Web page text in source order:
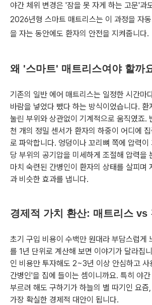
야간 체위 변경은 '잠을 못 자게 하는 고문'과
2026년형 스마트 매트리스는 이 과정을 자
을 자는 동안에도 환자의 안전을 지켜줍니다.
왜 '스마트' 매트리스여야 할까
기존의 일반 에어 매트리스는 일정한 시간마
바람을 넣었다 뺐다 하는 방식이었습니다. 환
눌린 부위와 상관없이 기계적으로 움직였죠.
천 개의 정밀 센서가 환자의 하중이 어디에
로 파악합니다. 엉덩이나 꼬리뼈 쪽에 압력이
당 부위의 공기압을 미세하게 조절해 압력을
마치 숙련된 간병인이 환자의 상태를 살피며
과 비슷한 효과를 냅니다.
경제적 가치 환산: 매트리스 vs
초기 구입 비용이 수백만 원대라 부담스럽게
를 1년 단위로 계산해 보면 이야기가 달라집
인 비용만 투자해도 2~3년 이상 안심하고 사
간병인'을 집에 들이는 셈이니까요. 특히 야
부르려 해도 구하기가 하늘의 별 따기인 요즘
가장 확실한 경제적 대안이 됩니다.